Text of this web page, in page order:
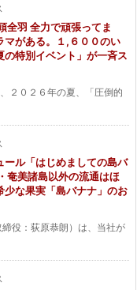
全羽 全力で頑張ってま
マがある。１,６００のい
特別イベント」が一斉ス
２０２６年の夏、「圧倒的
ル「はじめましての島バ
奄美諸島以外の流通はほ
な果実「島バナナ」のお
役：荻原恭朗）は、当社が